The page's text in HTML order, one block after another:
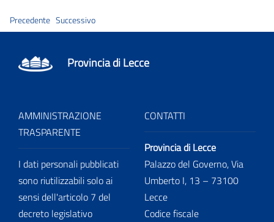
Precedente Successivo
Provincia di Lecce
AMMINISTRAZIONE
TRASPARENTE
I dati personali pubblicati
sono riutilizzabili solo ai
sensi dell'articolo 7 del
decreto legislativo
CONTATTI
Provincia di Lecce
Palazzo del Governo, Via
Umberto I, 13 – 73100
Lecce
Codice fiscale